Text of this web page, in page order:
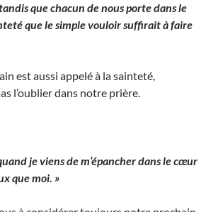
que chacun de nous porte dans le
que le simple vouloir suffirait à faire
est aussi appelé à la sainteté,
l’oublier dans notre prière.
je viens de m’épancher dans le cœur
que moi. »